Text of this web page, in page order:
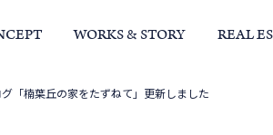
WORKS & STORY
事例集 家づくりストー
REAL
くりの流れ 室長からの挨拶
「楠葉丘の家をたずねて」更新しました